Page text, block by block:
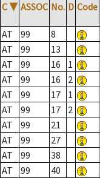
C ▼ ASSOC No. D Code
AT 99 8
AT
99 13
AT
99 16 1
AT
99 16 2
AT
99 17 1
AT
99 17 2
AT
99 21
AT
99 27
AT
99 38
AT
99 40